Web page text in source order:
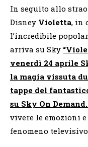
In seguito allo
Disney Violetta, in
l’incredibile
arriva su Sky
venerdì 24 aprile
la magia vissuta
tappe del
su Sky On Demand.
vivere le emozioni
fenomeno